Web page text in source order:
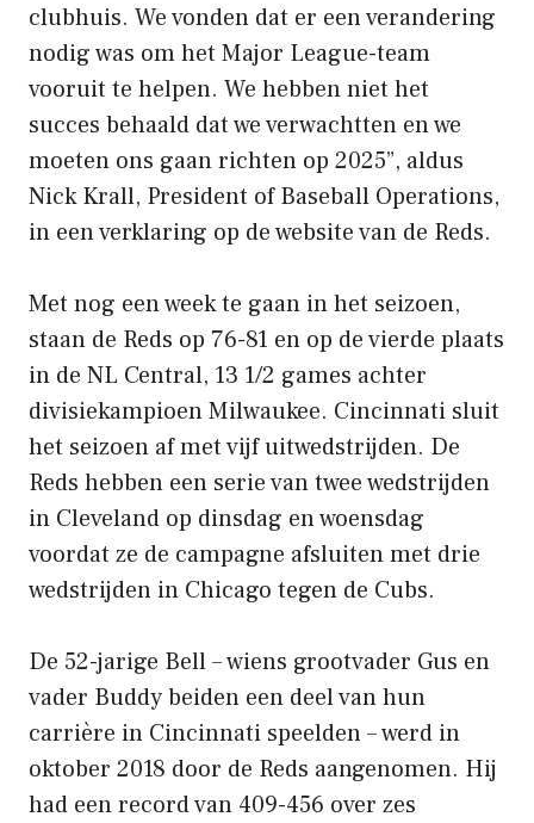
clubhuis. We vonden dat er een verandering
nodig was om het Major League-team
vooruit te helpen. We hebben niet het
succes behaald dat we verwachtten en we
moeten ons gaan richten op 2025”, aldus
Nick Krall, President of Baseball Operations,
in een verklaring op de website van de Reds.
Met nog een week te gaan in het seizoen,
staan ​​de Reds op 76-81 en op de vierde plaats
in de NL Central, 13 1/2 games achter
divisiekampioen Milwaukee. Cincinnati sluit
het seizoen af ​​met vijf uitwedstrijden. De
Reds hebben een serie van twee wedstrijden
in Cleveland op dinsdag en woensdag
voordat ze de campagne afsluiten met drie
wedstrijden in Chicago tegen de Cubs.
De 52-jarige Bell – wiens grootvader Gus en
vader Buddy beiden een deel van hun
carrière in Cincinnati speelden – werd in
oktober 2018 door de Reds aangenomen. Hij
had een record van 409-456 over zes